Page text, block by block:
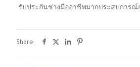
รับประกันช่างมืออาชีพมากประสบการณ์ก
Share